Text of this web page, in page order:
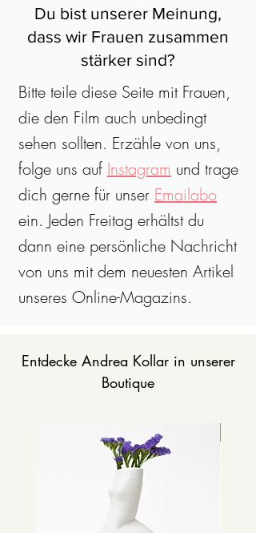
Du bist unserer Meinung,
dass wir Frauen zusammen
stärker sind?
Bitte teile diese Seite mit Frauen,
die den Film auch unbedingt
sehen sollten. Erzähle von uns,
folge uns auf Instagram und trage
dich gerne für unser Emailabo
ein. Jeden Freitag erhältst du
dann eine persönliche Nachricht
von uns mit dem neuesten Artikel
unseres Online-Magazins.
Entdecke Andrea Kollar in unserer
Boutique